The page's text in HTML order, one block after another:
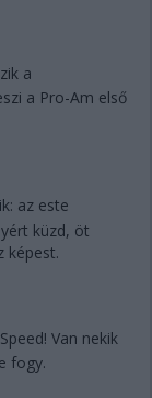
a
a Pro-Am első
az este
küzd, öt
képest.
Van nekik
fogy.